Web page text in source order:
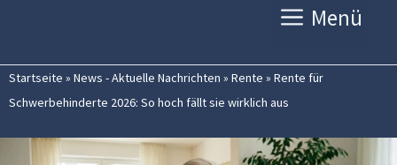
Menü
Startseite » News - Aktuelle Nachrichten » Rente » Rente für
Schwerbehinderte 2026: So hoch fällt sie wirklich aus